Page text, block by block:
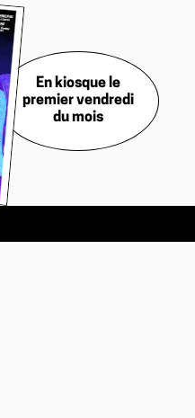
En kiosque le
premier vendredi
du mois